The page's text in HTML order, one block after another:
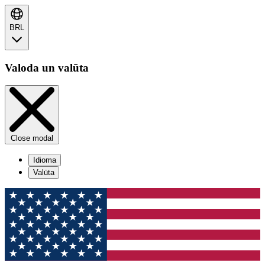
BRL
Valoda un valūta
Close modal
Idioma
Valūta